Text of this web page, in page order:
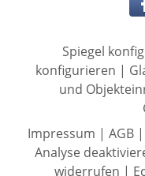
Spiegel
konfigurieren |
und
Impressum | AGB|
Analyse
widerrufen |